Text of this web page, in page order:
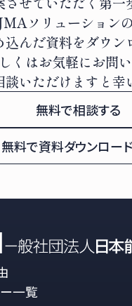
ソリューション
込んだ資料をダウン
くはお気軽にお問
談いただけますと幸
無料で相談する
無料で資料ダウンロー
一覧